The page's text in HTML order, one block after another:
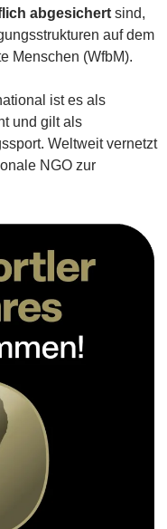
abgesichert sind,
auf dem
Menschen (WfbM).
ist es als
und gilt als
Weltweit vernetzt
NGO zur